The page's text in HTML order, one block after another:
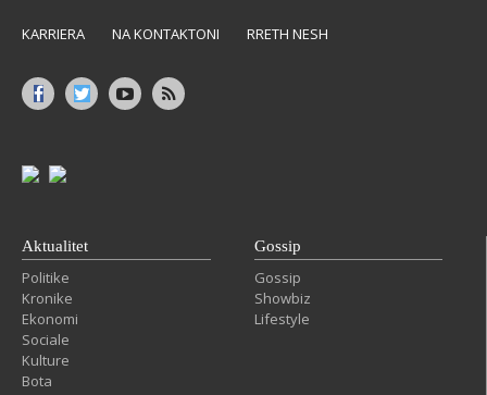
KARRIERA NA KONTAKTONI RRETH NESH
Aktualitet
Politike
Kronike
Ekonomi
Sociale
Kulture
Bota
Gossip
Gossip
Showbiz
Lifestyle